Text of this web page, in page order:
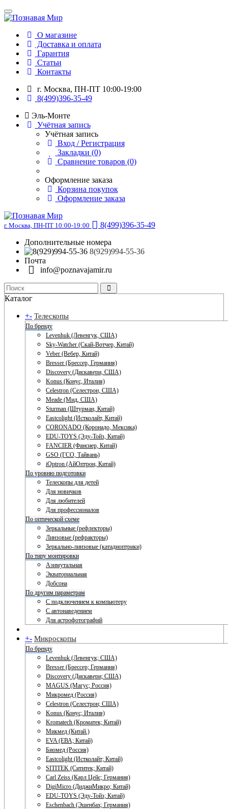
О магазине
Доставка и оплата
Гарантия
Статьи
Контакты
г. Москва, ПН-ПТ 10:00-19:00
8(499)396-35-49
Эль-Монте
Учётная запись
Учётная запись
Вход / Регистрация
Закладки (0)
Сравнение товаров (0)
Оформление заказа
Корзина покупок
Оформление заказа
г. Москва, ПН-ПТ 10:00-19:00
8(499)396-35-49
Дополнительные номера
8(929)994-55-36
Почта
info@poznavajamir.ru
Каталог
+- Телескопы
По бренду
Levenhuk (Левенгук, США)
Sky-Watcher (Скай-Вотчер, Китай)
Veber (Вебер, Китай)
Bresser (Брессер, Германия)
Discovery (Дискавери, США)
Konus (Конус, Италия)
Celestron (Селестрон, США)
Meade (Мид, США)
Sturman (Штурман, Китай)
Eastcolight (Истколайт, Китай)
CORONADO (Коронадо, Мексика)
EDU-TOYS (Эду-Тойз, Китай)
FANCIER (Фансиер, Китай)
GSO (ГСО, Тайвань)
iOptron (АйОптрон, Китай)
По уровню подготовки
Телескопы для детей
Для новичков
Для любителей
Для профессионалов
По оптической схеме
Зеркальные (рефлекторы)
Линзовые (рефракторы)
Зеркально-линзовые (катадиоптрики)
По типу монтировки
Азимутальная
Экваториальная
Добсона
По другим параметрам
С подключением к компьютеру
С автонаведением
Для астрофотографий
+- Микроскопы
По бренду
Levenhuk (Левенгук; США)
Bresser (Брессер; Германия)
Discovery (Дискавери; США)
MAGUS (Магус; Россия)
Микромед (Россия)
Celestron (Селестрон; США)
Konus (Конус; Италия)
Kromatech (Кроматек; Китай)
Микмед (Китай.)
EVA (ЕВА; Китай)
Биомед (Россия)
Eastcolight (Истколайт; Китай)
SITITEK (Сититек; Китай)
Carl Zeiss (Карл Цейс; Германия)
DigiMicro (ДиджиМикро; Китай)
EDU-TOYS (Эду-Тойз; Китай)
Eschenbach (Эшенбах; Германия)